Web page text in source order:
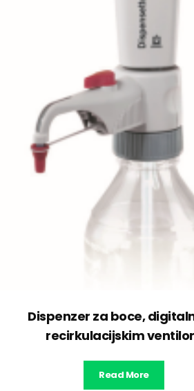
Dispenzer za boce,
recirkulacijskim
Read More